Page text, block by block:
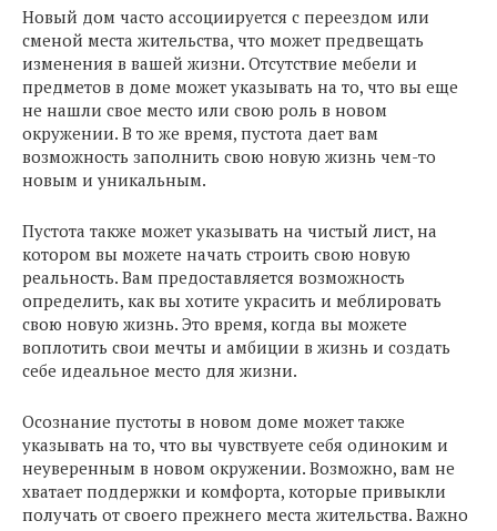
Новый дом часто ассоциируется с переездом или
сменой места жительства, что может предвещать
изменения в вашей жизни. Отсутствие мебели и
предметов в доме может указывать на то, что вы еще
не нашли свое место или свою роль в новом
окружении. В то же время, пустота дает вам
возможность заполнить свою новую жизнь чем-то
новым и уникальным.
Пустота также может указывать на чистый лист, на
котором вы можете начать строить свою новую
реальность. Вам предоставляется возможность
определить, как вы хотите украсить и меблировать
свою новую жизнь. Это время, когда вы можете
воплотить свои мечты и амбиции в жизнь и создать
себе идеальное место для жизни.
Осознание пустоты в новом доме может также
указывать на то, что вы чувствуете себя одиноким и
неуверенным в новом окружении. Возможно, вам не
хватает поддержки и комфорта, которые привыкли
получать от своего прежнего места жительства. Важно